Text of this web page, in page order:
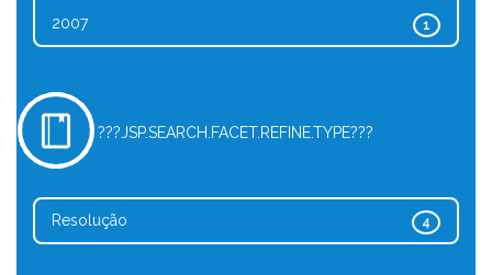
1
2007
???JSP.SEARCH.FACET.REFINE.TYPE???
4
Resolução